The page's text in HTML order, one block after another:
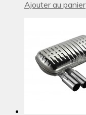
Ajouter au panier